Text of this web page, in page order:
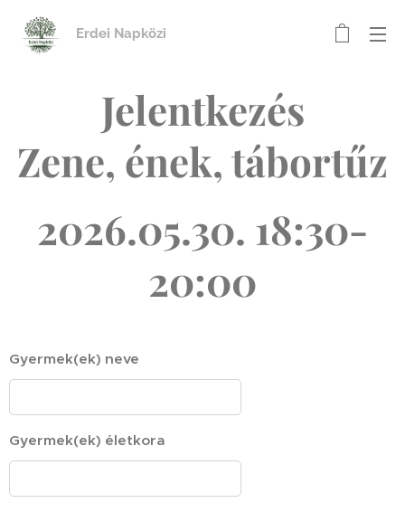
Erdei Napközi
Jelentkezés
Zene, ének, tábortűz
2026.05.30. 18:30-
20:00
Gyermek(ek) neve
Gyermek(ek) életkora